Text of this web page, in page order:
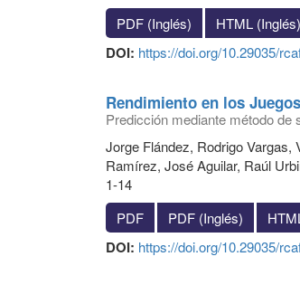
PDF (Inglés)
HTML (Inglés)
DOI: https://doi.org/10.29035/
Rendimiento en los
Predicción mediante método
Jorge Flández, Rodrigo
Ramírez, José Aguilar, Raúl
1-14
PDF
PDF (Inglés)
DOI: https://doi.org/10.29035/